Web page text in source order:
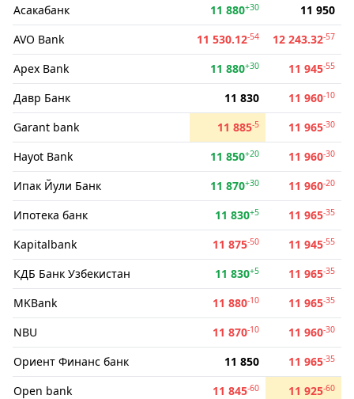
Асакабанк 11 880+30
11 950
AVO Bank
11 530.12-54 12 243.32-57
Apex Bank 11 880+30 11 945-55
Давр Банк 11 830 11 960-10
Garant bank 11 885-5 11 965-30
Hayot Bank 11 850+20 11 960-30
Ипак Йули Банк 11 870+30 11 960-20
Ипотека банк 11 830+5 11 965-35
Kapitalbank 11 875-50 11 945-55
КДБ Банк Узбекистан 11 830+5 11 965-35
MKBank 11 880-10 11 965-35
NBU 11 870-10 11 960-30
Ориент Финанс банк 11 850 11 965-35
Open bank 11 845-60 11 925-60